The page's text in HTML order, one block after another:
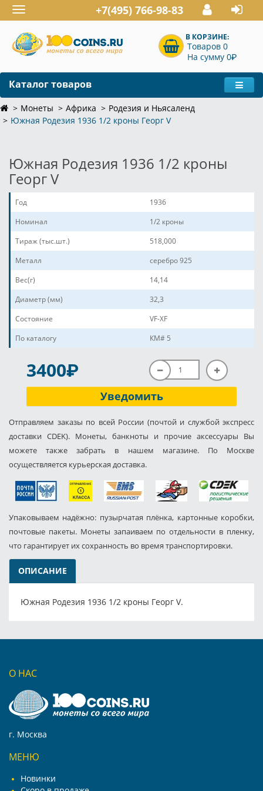
Toggle
navigation
+7(495) 766-98-83
В КОРЗИНЕ:
Товаров 0
На сумму 0P
Каталог товаров
Монеты Африка
Родезия и Ньясаленд
Южная Родезия 1936 1/2 кроны Георг V
Южная Родезия 1936 1/2 кроны
Георг V
Год
1936
Номинал
1/2 кроны
Тираж (тыс.шт.)
518,000
Металл
серебро 925
Вес(г)
14,14
Диаметр (мм)
32,3
Состояние
VF-XF
По каталогу
КМ# 5
3400P
Уведомить
Отправляем заказы по всей России (почтой и службой экспресс
доставки CDEK). Монеты, банкноты и прочие аксессуары Вы
можете также забрать в нашем магазине. По Москве
осуществляется курьерская доставка.
Упаковываем надёжно: пузырчатая плёнка, картонные коробки,
почтовые пакеты. Монеты запаиваем по отдельности в пленку,
что гарантирует их сохранность во время транспортировки.
ОПИСАНИЕ
Южная Родезия 1936 1/2 кроны Георг V.
О НАС
г. Москва
МЕНЮ
Новинки